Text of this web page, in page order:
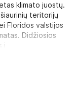
klimato juostų.
teritorijų
Floridos valstijos
Didžiosios
į